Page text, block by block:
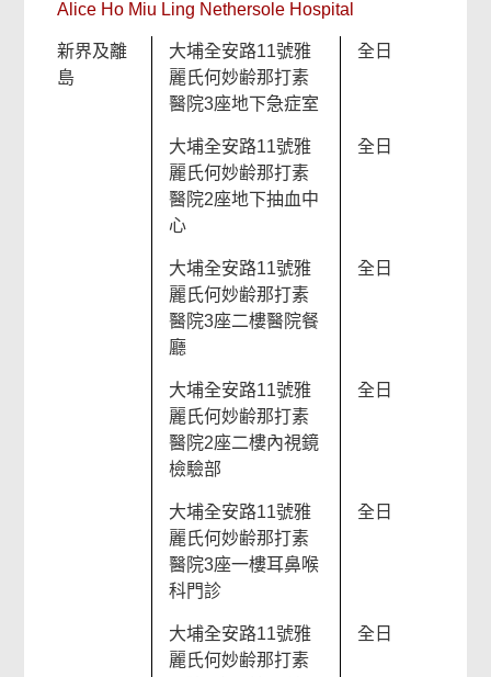
Alice Ho Miu Ling Nethersole Hospital
新界及離
島
大埔全安路11號雅
麗氏何妙齢那打素
醫院3座地下急症室
全日
大埔全安路11號雅
麗氏何妙齢那打素
醫院2座地下抽血中
心
全日
大埔全安路11號雅
麗氏何妙齢那打素
醫院3座二樓醫院餐
廳
全日
大埔全安路11號雅
麗氏何妙齢那打素
醫院2座二樓內視鏡
檢驗部
全日
大埔全安路11號雅
麗氏何妙齢那打素
醫院3座一樓耳鼻喉
科門診
全日
大埔全安路11號雅
麗氏何妙齢那打素
全日